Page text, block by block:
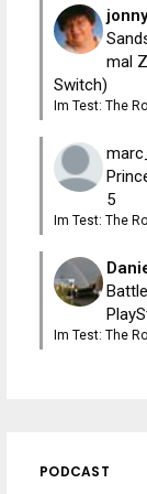
mal
Switch)
Im Test: The
5
Im Test: The
Im Test: The
PODCAST